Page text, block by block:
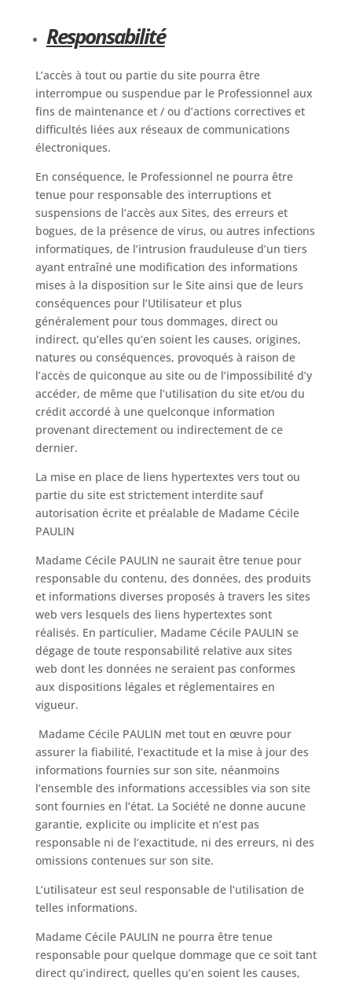
Responsabilité
L’accès à tout ou partie du site pourra être
interrompue ou suspendue par le Professionnel aux
fins de maintenance et / ou d’actions correctives et
difficultés liées aux réseaux de communications
électroniques.
En conséquence, le Professionnel ne pourra être
tenue pour responsable des interruptions et
suspensions de l’accès aux Sites, des erreurs et
bogues, de la présence de virus, ou autres infections
informatiques, de l’intrusion frauduleuse d’un tiers
ayant entraîné une modification des informations
mises à la disposition sur le Site ainsi que de leurs
conséquences pour l’Utilisateur et plus
généralement pour tous dommages, direct ou
indirect, qu’elles qu’en soient les causes, origines,
natures ou conséquences, provoqués à raison de
l’accès de quiconque au site ou de l’impossibilité d’y
accéder, de même que l’utilisation du site et/ou du
crédit accordé à une quelconque information
provenant directement ou indirectement de ce
dernier.
La mise en place de liens hypertextes vers tout ou
partie du site est strictement interdite sauf
autorisation écrite et préalable de Madame Cécile
PAULIN
Madame Cécile PAULIN ne saurait être tenue pour
responsable du contenu, des données, des produits
et informations diverses proposés à travers les sites
web vers lesquels des liens hypertextes sont
réalisés. En particulier, Madame Cécile PAULIN se
dégage de toute responsabilité relative aux sites
web dont les données ne seraient pas conformes
aux dispositions légales et réglementaires en
vigueur.
Madame Cécile PAULIN met tout en œuvre pour
assurer la fiabilité, l’exactitude et la mise à jour des
informations fournies sur son site, néanmoins
l’ensemble des informations accessibles via son site
sont fournies en l’état. La Société ne donne aucune
garantie, explicite ou implicite et n’est pas
responsable ni de l’exactitude, ni des erreurs, ni des
omissions contenues sur son site.
L’utilisateur est seul responsable de l’utilisation de
telles informations.
Madame Cécile PAULIN ne pourra être tenue
responsable pour quelque dommage que ce soit tant
direct qu’indirect, quelles qu’en soient les causes,